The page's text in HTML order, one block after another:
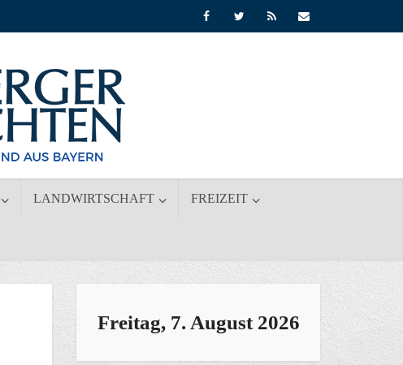
LANDWIRTSCHAFT FREIZEIT
Freitag, 7. August 2026